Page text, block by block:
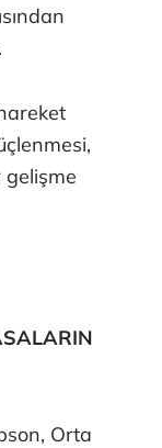
gelişme
Orta